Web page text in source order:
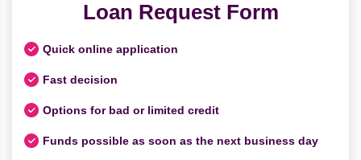
Loan Request Form
Quick online application
Fast decision
Options for bad or limited credit
Funds possible as soon as the next business day